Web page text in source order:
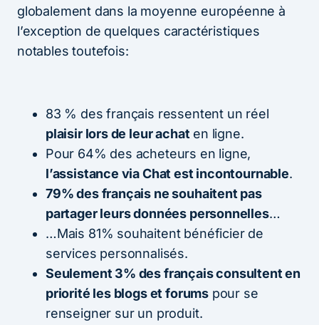
globalement dans la moyenne européenne à
l’exception de quelques caractéristiques
notables toutefois:
83 % des français ressentent un réel
plaisir lors de leur achaten ligne.
Pour 64% des acheteurs en ligne,
l’assistance via Chat est incontournable.
79% des français ne souhaitent pas
partager leurs données personnelles…
…Mais 81% souhaitent bénéficier de
services personnalisés.
Seulement 3% des français consultent en
priorité les blogs et forumspour se
renseigner sur un produit.